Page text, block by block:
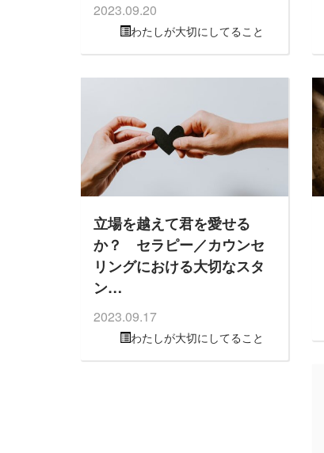
2023.09.20
わたしが大切にしてること
立場を越えて君を愛せる
か？ セラピー／カウンセ
リングにおける大切なスタ
ン…
2023.09.17
わたしが大切にしてること